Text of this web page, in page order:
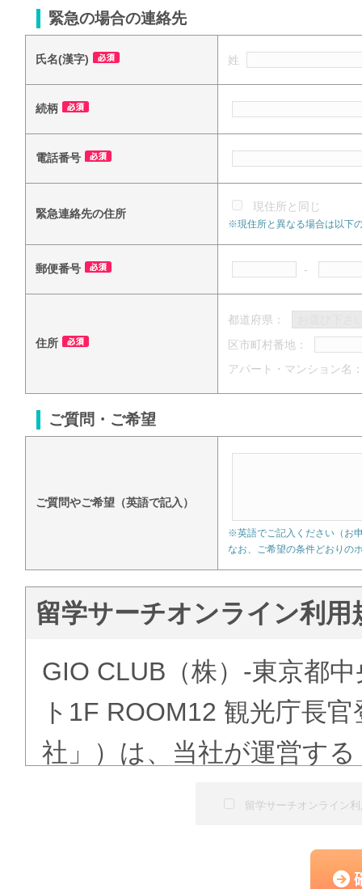
緊急の場合の連絡先
氏名(漢字) 姓
続柄
電話番号
緊急連絡先の住所
現住所と同じ
※現住所と異なる場合は以下
郵便番号 -
住所
都道府県：
区市町村番地：
アパート・マンション名
ご質問・ご希望
ご質問やご希望（英語で記入）
※英語でご記入ください（お
なお、ご希望の条件どおりの
留学サーチオンライン利用
GIO CLUB（株）-東京都
ト1F ROOM12 観光庁長
社」）は、当社が運営す
ある「語学学校検索」（
（以下、「本サービス」
留学サーチオンライン